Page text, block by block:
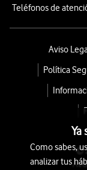
Teléfonos de
Aviso
Política
©
Ya
Como sabes,
analizar tus